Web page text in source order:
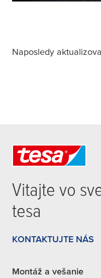
Naposledy
Vitajte vo
tesa
KONTAKTUJTE NÁS
Montáž a vešanie